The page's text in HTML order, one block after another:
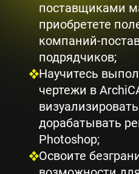
поставщиками
приобретете
компаний-
подрядчиков;
Научитесь
чертежи в
дорабатывать
Photoshop;
Освоите